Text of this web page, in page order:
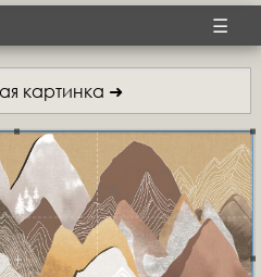
☰
картинка ➜